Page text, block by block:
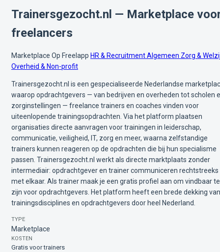
Trainersgezocht.nl — Marketplace
freelancers
Marketplace Op Freelapp HR & RecruitmentAlgemeen Zorg &
Overheid & Non-profit
Trainersgezocht.nl is een gespecialiseerde Nederlandse
waarop opdrachtgevers — van bedrijven en overheden tot scholen
zorginstellingen — freelance trainers en coaches vinden voor
uiteenlopende trainingsopdrachten. Via het platform plaatsen
organisaties directe aanvragen voor trainingen in leiderschap,
communicatie, veiligheid, IT, zorg en meer, waarna zelfstandige
trainers kunnen reageren op de opdrachten die bij hun specialisme
passen. Trainersgezocht.nl werkt als directe marktplaats zonder
intermediair: opdrachtgever en trainer communiceren rechtstreeks
met elkaar. Als trainer maak je een gratis profiel aan om vindbaar te
zijn voor opdrachtgevers. Het platform heeft een brede dekking van
trainingsdisciplines en opdrachtgevers door heel Nederland.
TYPE
Marketplace
KOSTEN
Gratis voor trainers